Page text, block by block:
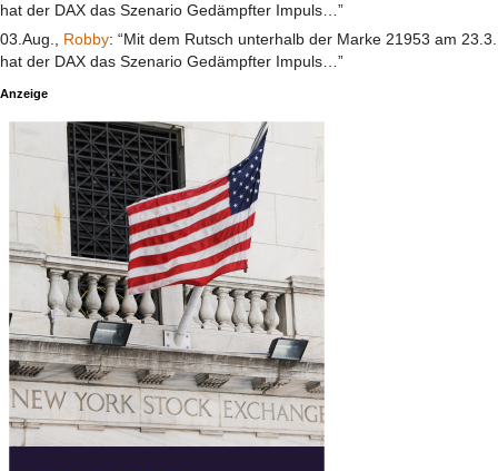
hat der DAX das Szenario Gedämpfter Impuls…”
03.Aug., Robby: “Mit dem Rutsch unterhalb der Marke 21953 am 23.3.
hat der DAX das Szenario Gedämpfter Impuls…”
Anzeige